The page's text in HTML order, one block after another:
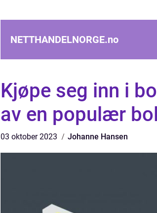
NETTHANDELNORGE.no
Kjøpe seg inn i
av en populær
03 oktober 2023 Johanne Hansen